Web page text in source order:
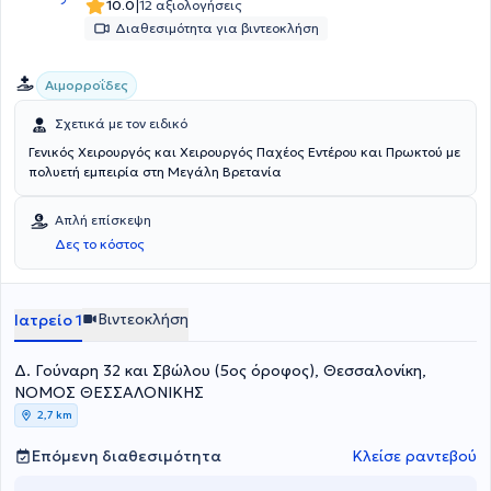
10.0|12 αξιολογήσεις
Διαθεσιμότητα για βιντεοκλήση
Αιμορροΐδες
Σχετικά με τον ειδικό
Γενικός Χειρουργός και Χειρουργός Παχέος Εντέρου και Πρωκτού με
πολυετή εμπειρία στη Μεγάλη Βρετανία
Απλή επίσκεψη
Δες το κόστος
Ιατρείο 1 Βιντεοκλήση
Δ. Γούναρη 32 και Σβώλου (5ος όροφος), Θεσσαλονίκη,
ΝΟΜΟΣ ΘΕΣΣΑΛΟΝΙΚΗΣ
2,7 km
Επόμενη διαθεσιμότητα Κλείσε ραντεβού